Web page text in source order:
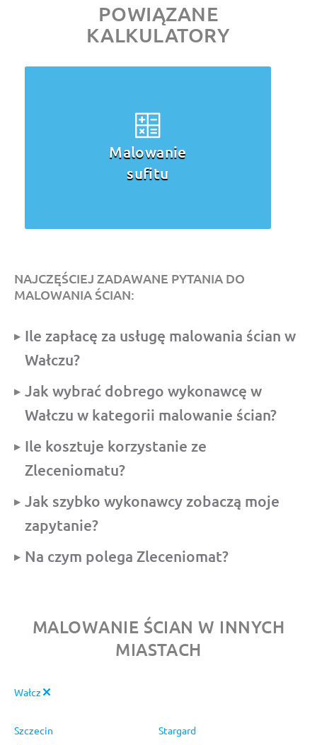
POWIĄZANE
KALKULATORY
Malowanie
sufitu
NAJCZĘŚCIEJ ZADAWANE PYTANIA DO
MALOWANIA ŚCIAN:
Ile zapłacę za usługę malowania ścian w
Wałczu?
Jak wybrać dobrego wykonawcę w
Wałczu w kategorii malowanie ścian?
Ile kosztuje korzystanie ze
Zleceniomatu?
Jak szybko wykonawcy zobaczą moje
zapytanie?
Na czym polega Zleceniomat?
MALOWANIE ŚCIAN W INNYCH
MIASTACH
Wałcz
Szczecin
Stargard